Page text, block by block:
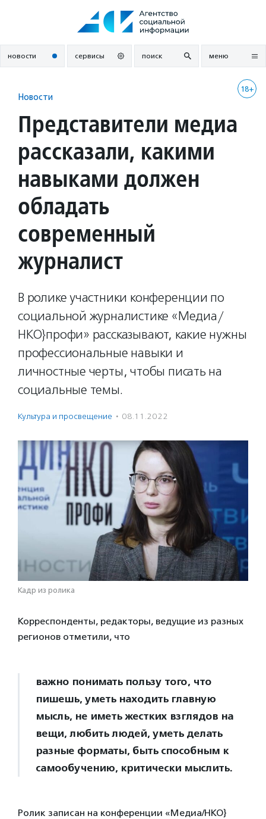
новости сервисы поиск меню
18+
Новости
Представители медиа
рассказали, какими
навыками должен
обладать
современный
журналист
В ролике участники конференции по
социальной журналистике «Медиа/
НКО}профи» рассказывают, какие нужны
профессиональные навыки и
личностные черты, чтобы писать на
социальные темы.
Культура и просвещение · 08.11.2022
Кадр из ролика
Корреспонденты, редакторы, ведущие из разных
регионов отметили, что
важно понимать пользу того, что
пишешь, уметь находить главную
мысль, не иметь жестких взглядов на
вещи, любить людей, уметь делать
разные форматы, быть способным к
самообучению, критически мыслить.
Ролик записан на конференции «Медиа/НКО}